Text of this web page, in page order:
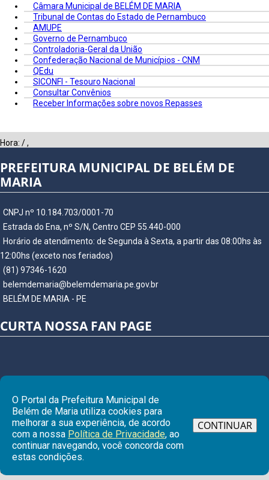
Câmara Municipal de BELÉM DE MARIA
Tribunal de Contas do Estado de Pernambuco
AMUPE
Governo de Pernambuco
Controladoria-Geral da União
Confederação Nacional de Municípios - CNM
QEdu
SICONFI - Tesouro Nacional
Consultar Convênios
Receber Informações sobre novos Repasses
Hora: /,
PREFEITURA MUNICIPAL DE BELÉM DE
MARIA
CNPJ nº 10.184.703/0001-70
Estrada do Ena, nº S/N, Centro CEP 55.440-000
Horário de atendimento: de Segunda à Sexta, a partir das 08:00hs às
12:00hs (exceto nos feriados)
(81) 97346-1620
belemdemaria@belemdemaria.pe.gov.br
BELÉM DE MARIA - PE
CURTA NOSSA FAN PAGE
© Copyright 2026 Prefeitura Municipal de BELÉM DE MARIA | Todos os
direitos reservados
O Portal da Prefeitura Municipal de
Belém de Maria utiliza cookies para
melhorar a sua experiência, de acordo
com a nossa Política de Privacidade, ao
continuar navegando, você concorda com
estas condições.
CONTINUAR